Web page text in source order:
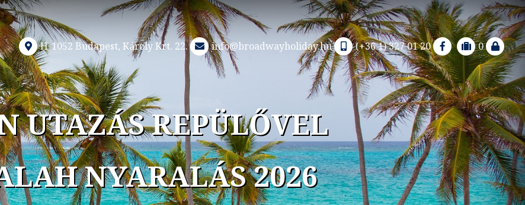
H-1052 Budapest, Károly Krt. 22. info@broadwayholiday.hu (+36 1) 327 01 20 0
UTAZÁS REPÜLŐVEL
NYARALÁS 2026